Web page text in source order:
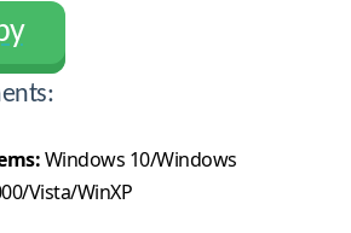
Windows 10/Windows
Vista/WinXP